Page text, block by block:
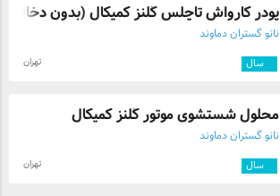
پودر کارواش تاچلس گلنز کمیکال (بدون دخال
نانو گستران دماوند
سال تهران
محلول شستشوی موتور گلنز کمیکال
نانو گستران دماوند
سال تهران